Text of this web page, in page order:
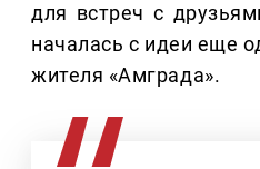
для встреч с
началась с идеи еще
жителя «Амграда».